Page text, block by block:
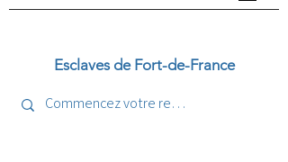
Esclaves de Fort-de-France